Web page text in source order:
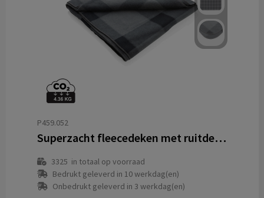
P459.052
Superzacht fleecedeken met ruitdessin
3325 in totaal op voorraad
Bedrukt geleverd in 10 werkdag(en)
Onbedrukt geleverd in 3 werkdag(en)